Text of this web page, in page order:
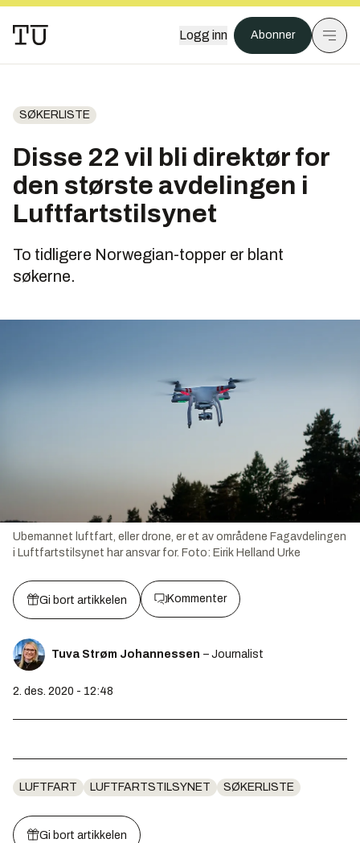
Logg inn Abonner
SØKERLISTE
Disse 22 vil bli direktør for
den største avdelingen i
Luftfartstilsynet
To tidligere Norwegian-topper er blant
søkerne.
Ubemannet luftfart, eller drone, er et av områdene Fagavdelingen
i Luftfartstilsynet har ansvar for. Foto: Eirik Helland Urke
Gi bort artikkelen Kommenter
Tuva Strøm Johannessen – Journalist
2. des. 2020 - 12:48
LUFTFART LUFTFARTSTILSYNET SØKERLISTE
Gi bort artikkelen